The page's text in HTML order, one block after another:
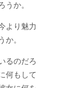
うか。
より魅力
か。
るのだろ
何もして